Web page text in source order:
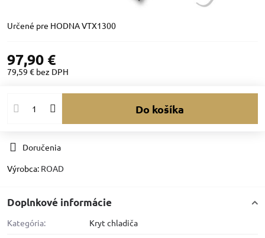
Určené pre HODNA VTX1300
97,90 €
79,59 € bez DPH
Do košíka
Doručenia
Výrobca: ROAD
Doplnkové informácie
Kategória: Kryt chladiča